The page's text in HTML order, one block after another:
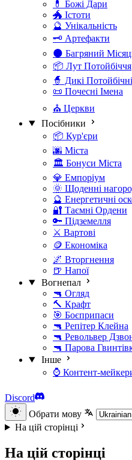
💊 Божі Дари
🐲 Істоти
🔮 Унікальність
🗝️ Артефакти
🌑 Багряний
📦 Лут Потойбіччя
🧙 Дикі Потойбічні
📜 Почесні Імена
⛪ Церкви
Посібники
📦 Кур'єри
🌆 Міста
🏛️ Бонуси Міста
💎 Емпоріум
🌞 Щоденні
🔮 Енергетичні
🔐 Таємні Ордени
🔑 Підземелля
⚔️ Вартові
🪙 Економіка
🌌 Вторгнення
🍺 Напої
Вогнепал
🔫 Огляд
🔨 Крафт
🎯 Боєприпаси
🔫 Репітер Клейна
🔫 Револьвер
🔫 Парова
Інше
⌚ Контент-
Discord
Обрати мову
На цій сторінці
На цій сторінці